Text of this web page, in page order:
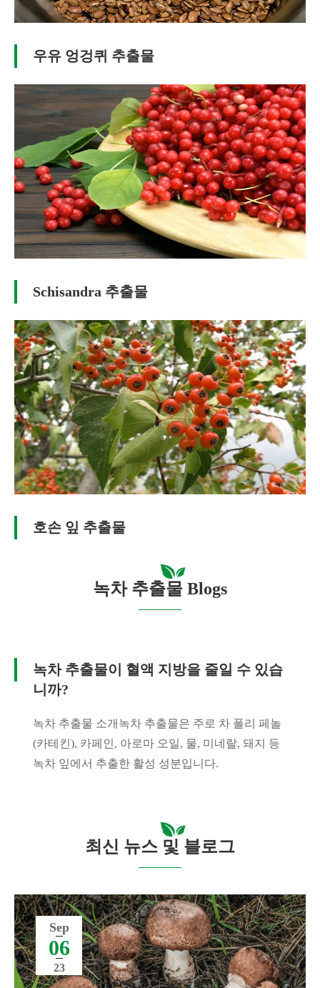
우유 엉겅퀴 추출물
Schisandra 추출물
호손 잎 추출물
녹차 추출물 Blogs
녹차 추출물이 혈액 지방을 줄일 수 있습
니까?
녹차 추출물 소개녹차 추출물은 주로 차 폴리 페놀
(카테킨), 카페인, 아로마 오일, 물, 미네랄, 돼지 등
녹차 잎에서 추출한 활성 성분입니다.
최신 뉴스 및 블로그
Sep
06
23